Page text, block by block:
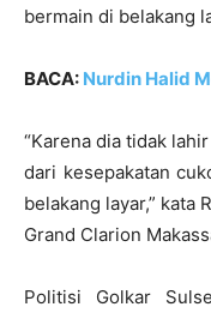
bermain di belakang
BACA: Nurdin Halid
“Karena dia tidak
dari kesepakatan
belakang layar,” kata
Grand Clarion
Politisi Golkar